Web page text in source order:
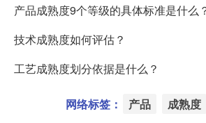
产品成熟度9个等级的具体标准是什么
技术成熟度如何评估？
工艺成熟度划分依据是什么？
网络标签： 产品 成熟度